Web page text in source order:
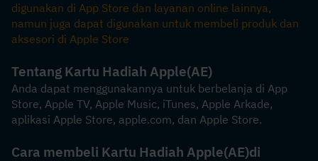
digunakan di App Store dan layanan online lainnya,
namun juga dapat digunakan untuk membeli produk dan
aksesori di Apple Store
Tentang Kartu Hadiah Apple(AE)
Anda dapat menggunakannya untuk berbelanja di App
Store, Apple TV, Apple Music, iTunes, Apple Arkade,
aplikasi Apple Store, apple.com, dan Apple Store.
Cara membeli Kartu Hadiah Apple(AE)di